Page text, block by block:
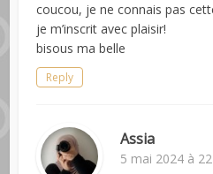
coucou, je ne connais pas
je m’inscrit avec plaisir!
bisous ma belle
Reply
Assia
5 mai 2024 à